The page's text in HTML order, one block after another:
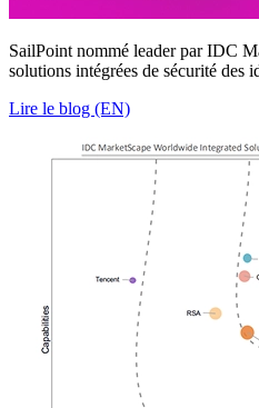
SailPoint nommé leader par IDC
solutions intégrées de sécurité des
Lire le blog (EN)